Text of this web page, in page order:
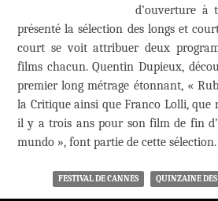
d’ouverture à
présenté la sélection des longs et
court se voit attribuer deux
films chacun. Quentin Dupieux,
premier long métrage étonnant, «
la Critique ainsi que Franco Lolli, que
il y a trois ans pour son film de fin
mundo », font partie de cette sélection.
FESTIVAL DE CANNES QUINZAINE